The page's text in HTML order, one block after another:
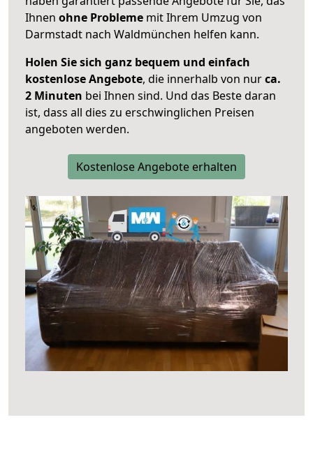
Ihnen ohne Probleme mit Ihrem Umzug von
Darmstadt nach Waldmünchen helfen kann.
Holen Sie sich ganz bequem und einfach
kostenlose Angebote, die innerhalb von nurca.
2 Minuten bei Ihnen sind. Und das Beste daran
ist, dass all dies zu erschwinglichen Preisen
angeboten werden.
Kostenlose Angebote erhalten